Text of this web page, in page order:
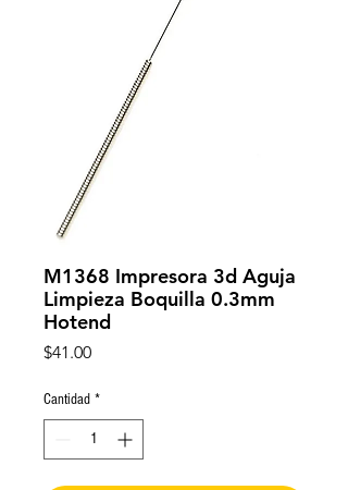
M1368 Impresora 3d Aguja
Limpieza Boquilla 0.3mm
Hotend
$41.00Precio
Cantidad *